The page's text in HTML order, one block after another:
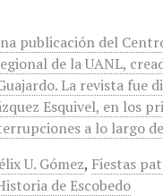
publicación del
de la UANL,
La revista fue
Esquivel, en los
a lo largo
U. Gómez, Fiestas
de Escobedo